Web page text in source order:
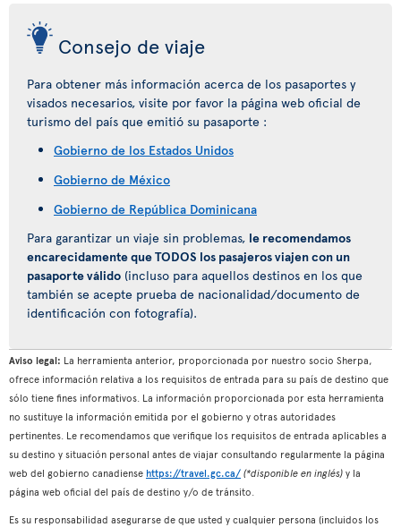
Consejo de viaje
Para obtener más información acerca de los pasaportes y
visados necesarios, visite por favor la página web oficial de
turismo del país que emitió su pasaporte :
Gobierno de los Estados Unidos
Gobierno de México
Gobierno de República Dominicana
Para garantizar un viaje sin problemas, le recomendamos
encarecidamente que TODOS los pasajeros viajen con un
pasaporte válido (incluso para aquellos destinos en los que
también se acepte prueba de nacionalidad/documento de
identificación con fotografía).
Aviso legal: La herramienta anterior, proporcionada por nuestro socio Sherpa,
ofrece información relativa a los requisitos de entrada para su país de destino que
sólo tiene fines informativos. La información proporcionada por esta herramienta
no sustituye la información emitida por el gobierno y otras autoridades
pertinentes. Le recomendamos que verifique los requisitos de entrada aplicables a
su destino y situación personal antes de viajar consultando regularmente la página
web del gobierno canadiense https://travel.gc.ca/ (*disponible en inglés) y la
página web oficial del país de destino y/o de tránsito.
Es su responsabilidad asegurarse de que usted y cualquier persona (incluidos los